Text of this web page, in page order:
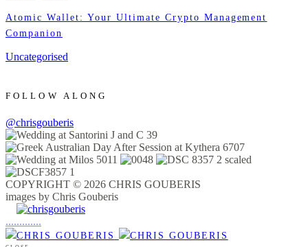
Atomic Wallet: Your Ultimate Crypto Management
Companion
Uncategorised
FOLLOW ALONG
@chrisgouberis
COPYRIGHT © 2026 CHRIS GOUBERIS
images by Chris Gouberis
.............